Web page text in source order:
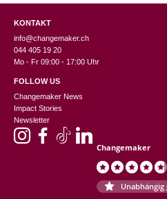
KONTAKT
info@changemaker.ch
044 405 19 20
Mo - Fr 09:00 - 17:00 Uhr
FOLLOW US
Changemaker News
Impact Stories
Newsletter
Changemaker